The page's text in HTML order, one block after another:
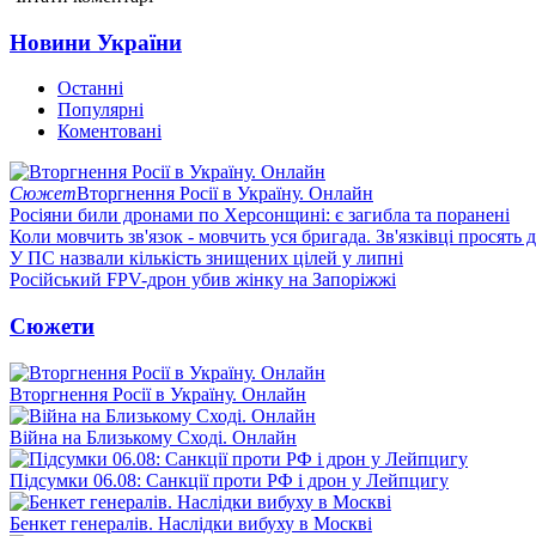
Новини України
Останні
Популярні
Коментовані
СюжетВторгнення Росії в Україну. Онлайн
Росіяни били дронами по Херсонщині: є загибла та поранені
Коли мовчить зв'язок - мовчить уся бригада. Зв'язківці просять
У ПС назвали кількість знищених цілей у липні
Російський FPV-дрон убив жінку на Запоріжжі
Сюжети
Вторгнення Росії в Україну. Онлайн
Війна на Близькому Сході. Онлайн
Підсумки 06.08: Санкції проти РФ і дрон у Лейпцигу
Бенкет генералів. Наслідки вибуху в Москві